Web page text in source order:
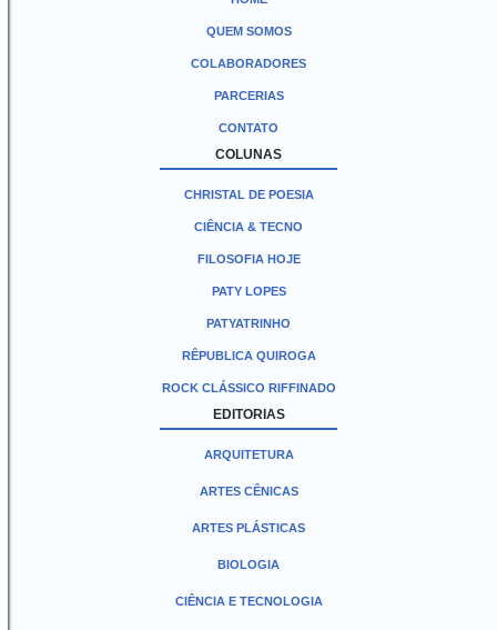
QUEM SOMOS
COLABORADORES
PARCERIAS
CONTATO
COLUNAS
CHRISTAL DE POESIA
CIÊNCIA & TECNO
FILOSOFIA HOJE
PATY LOPES
PATYATRINHO
RÊPUBLICA QUIROGA
ROCK CLÁSSICO RIFFINADO
EDITORIAS
ARQUITETURA
ARTES CÊNICAS
ARTES PLÁSTICAS
BIOLOGIA
CIÊNCIA E TECNOLOGIA